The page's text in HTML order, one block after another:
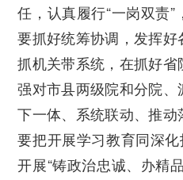
任，认真履行“一岗双责
要抓好统筹协调，发挥
抓机关带系统，在抓好
强对市县两级院和分院
下一体、系统联动、推动
要把开展学习教育同深化
开展“铸政治忠诚、办精